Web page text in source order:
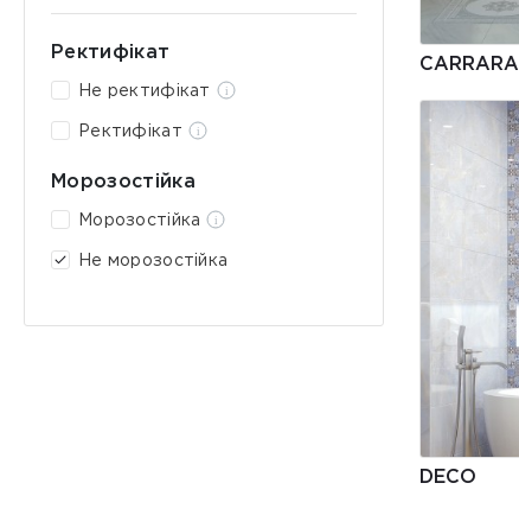
Ректифікат
Не ректифікат
Ректифікат
Морозостійка
Морозостійка
Не морозостійка
CARRARA
DECO